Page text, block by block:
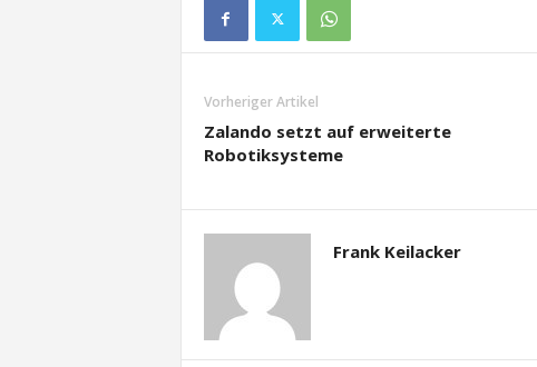
Vorheriger Artikel
Zalando setzt auf erweiterte
Robotiksysteme
Frank Keilacker